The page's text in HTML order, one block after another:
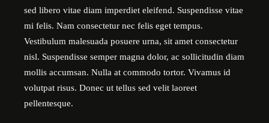
sed libero vitae diam imperdiet eleifend. Suspendisse vitae
mi felis. Nam consectetur nec felis eget tempus.
Vestibulum malesuada posuere urna, sit amet consectetur
nisl. Suspendisse semper magna dolor, ac sollicitudin diam
mollis accumsan. Nulla at commodo tortor. Vivamus id
volutpat risus. Donec ut tellus sed velit laoreet
pellentesque.